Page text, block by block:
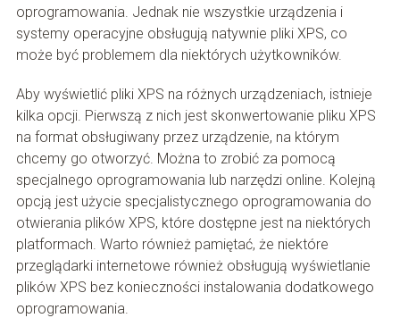
oprogramowania. Jednak nie wszystkie urządzenia i
systemy operacyjne obsługują natywnie pliki XPS, co
może być problemem dla niektórych użytkowników.
Aby wyświetlić pliki XPS na różnych urządzeniach, istnieje
kilka opcji. Pierwszą z nich jest skonwertowanie pliku XPS
na format obsługiwany przez urządzenie, na którym
chcemy go otworzyć. Można to zrobić za pomocą
specjalnego oprogramowania lub narzędzi online. Kolejną
opcją jest użycie specjalistycznego oprogramowania do
otwierania plików XPS, które dostępne jest na niektórych
platformach. Warto również pamiętać, że niektóre
przeglądarki internetowe również obsługują wyświetlanie
plików XPS bez konieczności instalowania dodatkowego
oprogramowania.